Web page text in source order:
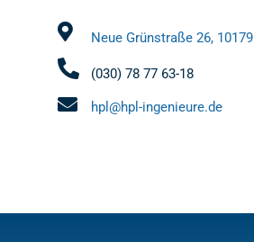
Neue Grünstraße 26,
(030) 78 77 63-18
hpl@hpl-ingenieure.de